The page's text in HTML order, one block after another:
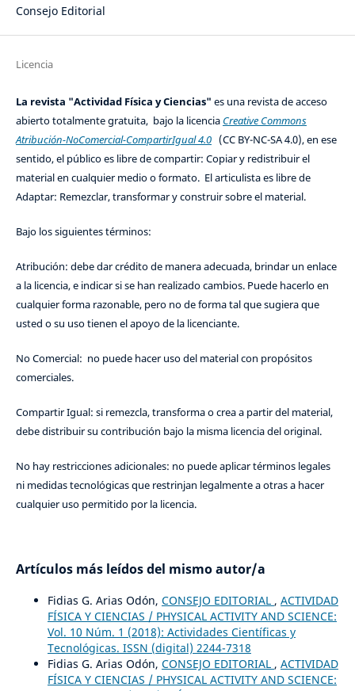
Consejo Editorial
Licencia
La revista "Actividad Física y Ciencias" es una revista de acceso
abierto totalmente gratuita, bajo la licencia Creative Commons
Atribución-NoComercial-CompartirIgual 4.0(CC BY-NC-SA 4.0), en ese
sentido, el público es libre de compartir: Copiar y redistribuir el
material en cualquier medio o formato. El articulista es libre de
Adaptar: Remezclar, transformar y construir sobre el material.
Bajo los siguientes términos:
Atribución: debe dar crédito de manera adecuada, brindar un enlace
a la licencia, e indicar si se han realizado cambios. Puede hacerlo en
cualquier forma razonable, pero no de forma tal que sugiera que
usted o su uso tienen el apoyo de la licenciante.
No Comercial: no puede hacer uso del material con propósitos
comerciales.
Compartir Igual: si remezcla, transforma o crea a partir del material,
debe distribuir su contribución bajo la misma licencia del original.
No hay restricciones adicionales: no puede aplicar términos legales
ni medidas tecnológicas que restrinjan legalmente a otras a hacer
cualquier uso permitido por la licencia.
Artículos más leídos del mismo autor/a
Fidias G. Arias Odón, CONSEJO EDITORIAL , ACTIVIDAD
FÍSICA Y CIENCIAS / PHYSICAL ACTIVITY AND SCIENCE:
Vol. 10 Núm. 1 (2018): Actividades Científicas y
Tecnológicas. ISSN (digital) 2244-7318
Fidias G. Arias Odón, CONSEJO EDITORIAL , ACTIVIDAD
FÍSICA Y CIENCIAS / PHYSICAL ACTIVITY AND SCIENCE: